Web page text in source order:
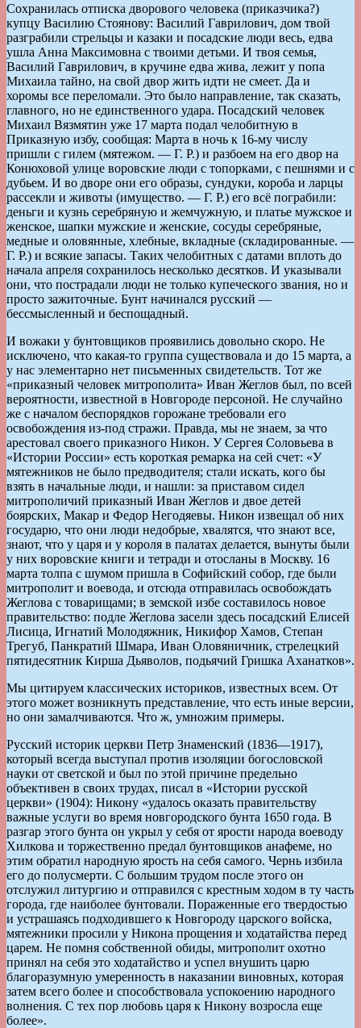
Сохранилась отписка дворового человека (приказчика?)
купцу Василию Стоянову: Василий Гаврилович, дом твой
разграбили стрельцы и казаки и посадские люди весь, едва
ушла Анна Максимовна с твоими детьми. И твоя семья,
Василий Гаврилович, в кручине едва жива, лежит у попа
Михаила тайно, на свой двор жить идти не смеет. Да и
хоромы все переломали. Это было направление, так сказать,
главного, но не единственного удара. Посадский человек
Михаил Вязмятин уже 17 марта подал челобитную в
Приказную избу, сообщая: Марта в ночь к 16-му числу
пришли с гилем (мятежом. — Г. Р.) и разбоем на его двор на
Конюховой улице воровские люди с топорками, с пешнями и с
дубьем. И во дворе они его образы, сундуки, короба и ларцы
рассекли и животы (имущество. — Г. Р.) его всё пограбили:
деньги и кузнь серебряную и жемчужную, и платье мужское и
женское, шапки мужские и женские, сосуды серебряные,
медные и оловянные, хлебные, вкладные (складированные. —
Г. Р.) и всякие запасы. Таких челобитных с датами вплоть до
начала апреля сохранилось несколько десятков. И указывали
они, что пострадали люди не только купеческого звания, но и
просто зажиточные. Бунт начинался русский —
бессмысленный и беспощадный.
И вожаки у бунтовщиков проявились довольно скоро. Не
исключено, что какая-то группа существовала и до 15 марта, а
у нас элементарно нет письменных свидетельств. Тот же
«приказный человек митрополита» Иван Жеглов был, по всей
вероятности, известной в Новгороде персоной. Не случайно
же с началом беспорядков горожане требовали его
освобождения из-под стражи. Правда, мы не знаем, за что
арестовал своего приказного Никон. У Сергея Соловьева в
«Истории России» есть короткая ремарка на сей счет: «У
мятежников не было предводителя; стали искать, кого бы
взять в начальные люди, и нашли: за приставом сидел
митрополичий приказный Иван Жеглов и двое детей
боярских, Макар и Федор Негодяевы. Никон извещал об них
государю, что они люди недобрые, хвалятся, что знают все,
знают, что у царя и у короля в палатах делается, вынуты были
у них воровские книги и тетради и отосланы в Москву. 16
марта толпа с шумом пришла в Софийский собор, где были
митрополит и воевода, и отсюда отправилась освобождать
Жеглова с товарищами; в земской избе составилось новое
правительство: подле Жеглова засели здесь посадский Елисей
Лисица, Игнатий Молодяжник, Никифор Хамов, Степан
Трегуб, Панкратий Шмара, Иван Оловяничник, стрелецкий
пятидесятник Кирша Дьяволов, подьячий Гришка Аханатков».
Мы цитируем классических историков, известных всем. От
этого может возникнуть представление, что есть иные версии,
но они замалчиваются. Что ж, умножим примеры.
Русский историк церкви Петр Знаменский (1836—1917),
который всегда выступал против изоляции богословской
науки от светской и был по этой причине предельно
объективен в своих трудах, писал в «Истории русской
церкви» (1904): Никону «удалось оказать правительству
важные услуги во время новгородского бунта 1650 года. В
разгар этого бунта он укрыл у себя от ярости народа воеводу
Хилкова и торжественно предал бунтовщиков анафеме, но
этим обратил народную ярость на себя самого. Чернь избила
его до полусмерти. С большим трудом после этого он
отслужил литургию и отправился с крестным ходом в ту часть
города, где наиболее бунтовали. Пораженные его твердостью
и устрашаясь подходившего к Новгороду царского войска,
мятежники просили у Никона прощения и ходатайства перед
царем. Не помня собственной обиды, митрополит охотно
принял на себя это ходатайство и успел внушить царю
благоразумную умеренность в наказании виновных, которая
затем всего более и способствовала успокоению народного
волнения. С тех пор любовь царя к Никону возросла еще
более».